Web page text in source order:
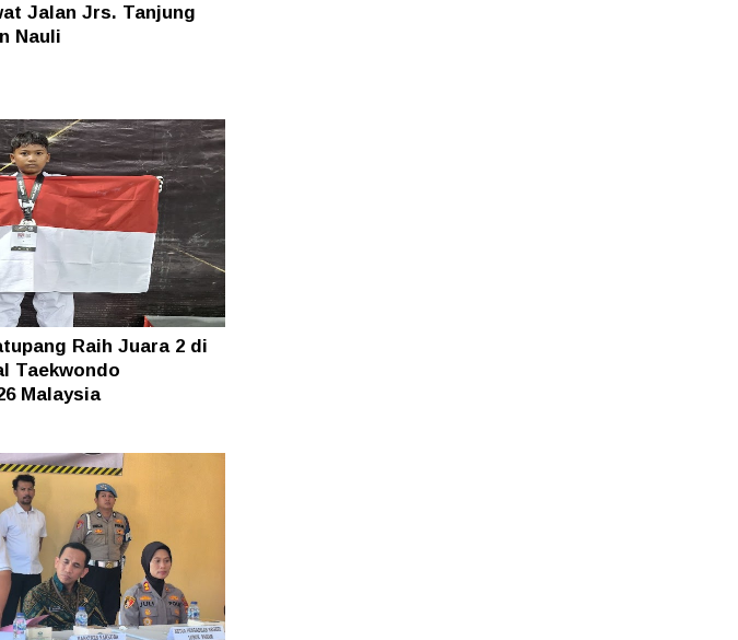
Jalan Jrs. Tanjung
Nauli
Raih Juara 2 di
Taekwondo
Malaysia